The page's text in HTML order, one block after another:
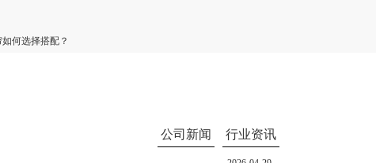
如何选择搭配？
公司新闻 行业资讯